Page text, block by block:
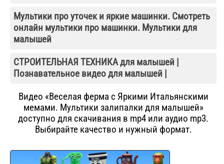
Мультики про уточек и яркие машинки. Смотреть
онлайн мультики про машинки. Мультики для
малышей
СТРОИТЕЛЬНАЯ ТЕХНИКА для малышей |
Познавательное видео для малышей |
Видео «Веселая ферма с Яркими Итальянскими
мемами. Мультики залипалки для малышей»
доступно для скачивания в mp4 или аудио mp3.
Выбирайте качество и нужный формат.